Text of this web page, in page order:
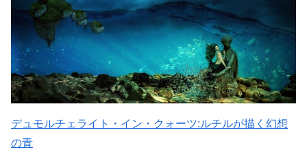
デュモルチェライト・イン・クォーツ:ルチルが描く幻想
の青